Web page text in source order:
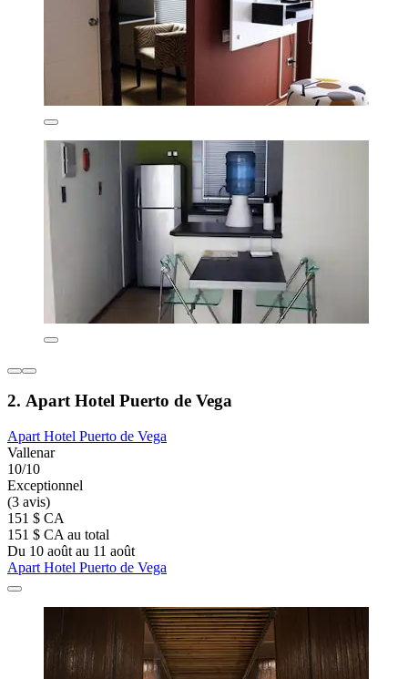
2. Apart Hotel Puerto de Vega
Apart Hotel Puerto de Vega
Vallenar
10/10
Exceptionnel
(3 avis)
151 $ CA
151 $ CA au total
Du 10 août au 11 août
Apart Hotel Puerto de Vega